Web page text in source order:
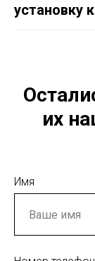
установку
их
Имя